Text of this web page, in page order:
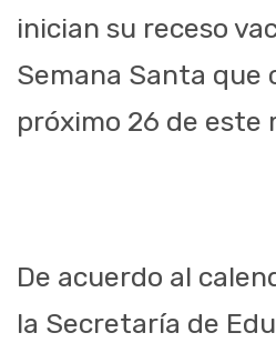
inician su receso
Semana Santa que
próximo 26 de este
De acuerdo al
la Secretaría de